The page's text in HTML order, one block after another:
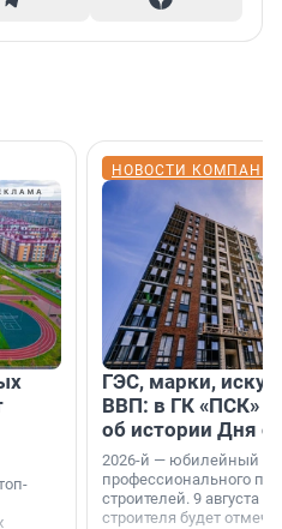
НОВОСТИ
ГЭС, марки,
ВВП: в ГК «ПСК»
об истории Дня
2026-й — юбилейный
профессионального
строителей. 9 августа
строителя будет